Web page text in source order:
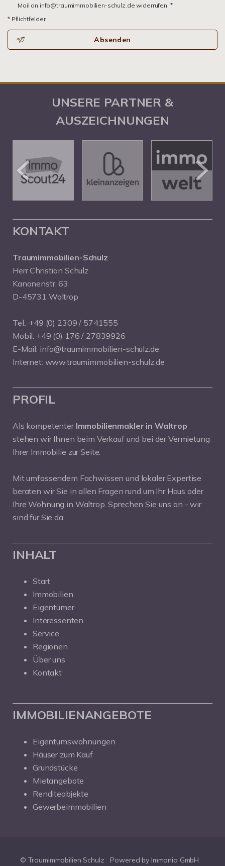
Mail an info@traumimmobilien-schulz.de widerrufen. *
* Pflichtfelder
Absenden
UNSERE PARTNER &
AUSZEICHNUNGEN
KONTAKT
Traumimmobilien-Schulz
Herr Christian Schulz
Kanonenstr. 63
D-45731 Waltrop
Tel.: +49 (0) 2309 / 5741555
Mobil: +49 (0) 176 / 27839926
E-Mail: info@traumimmobilien-schulz.de
Internet: www.traumimmobilien-schulz.de
PROFIL
Als kompetenter Immobilienmakler in Waltrop
stehen wir Ihnen beim Verkauf und bei der Vermietung
Ihrer Immobilie zur Seite.
Mit umfassendem Fachwissen und lokaler Expertise
beraten wir Sie in allen Fragen rund um Ihr Haus oder
Ihre Wohnung in Waltrop. Sprechen Sie uns an - wir
sind für Sie da.
INHALT
Start
Immobilien
Eigentümer
Interessenten
Service
Regionen
Über uns
Kontakt
IMMOBILIENANGEBOTE
Eigentumswohnungen
Häuser zum Kauf
Grundstücke
Mietangebote
Renditeobjekte
Gewerbeimmobilien
© Traumimmobilien Schulz Powered by Immonia GmbH